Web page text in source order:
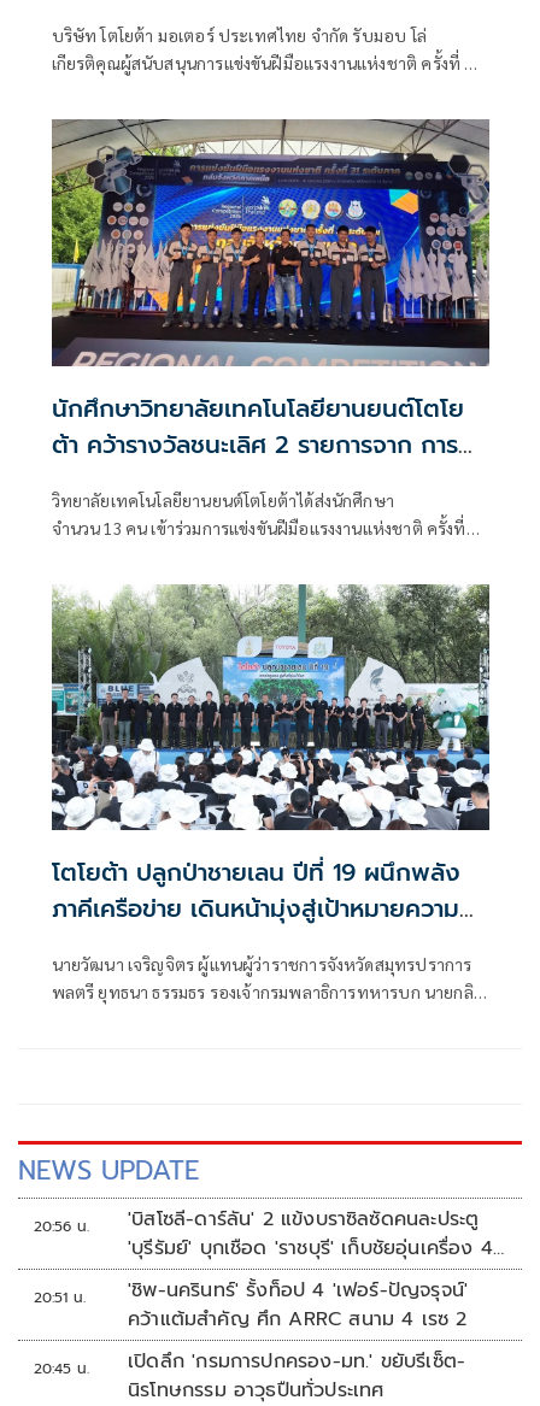
บริษัท โตโยต้า มอเตอร์ ประเทศไทย จำกัด รับมอบ โล่
เกียรติคุณผู้สนับสนุนการแข่งขันฝีมือแรงงานแห่งชาติ ครั้งที่ 31
นักศึกษาวิทยาลัยเทคโนโลยียานยนต์โตโย
ต้า คว้ารางวัลชนะเลิศ 2 รายการจาก การ
วิทยาลัยเทคโนโลยียานยนต์โตโยต้าได้ส่งนักศึกษา
จำนวน 13 คน เข้าร่วมการแข่งขันฝีมือแรงงานแห่งชาติ ครั้งที่
โตโยต้า ปลูกป่าชายเลน ปีที่ 19 ผนึกพลัง
ภาคีเครือข่าย เดินหน้ามุ่งสู่เป้าหมายความ
นายวัฒนา เจริญจิตร ผู้แทนผู้ว่าราชการจังหวัดสมุทรปราการ
พลตรี ยุทธนา ธรรมธร รองเจ้ากรมพลาธิการทหารบก นายกลิ
NEWS UPDATE
20:56 น.
'บิสโซลี-ดาร์ลัน' 2 แข้งบราซิลซัดคนละประตู
'บุรีรัมย์' บุกเชือด 'ราชบุรี' เก็บชัยอุ่นเครื่อง 4
นัดรวด
20:51 น.
'ชิพ-นครินทร์' รั้งท็อป 4 'เฟอร์-ปัญจรุจน์'
คว้าแต้มสำคัญ ศึก ARRC สนาม 4 เรซ 2
20:45 น.
เปิดลึก 'กรมการปกครอง-มท.' ขยับรีเซ็ต-
นิรโทษกรรม อาวุธปืนทั่วประเทศ